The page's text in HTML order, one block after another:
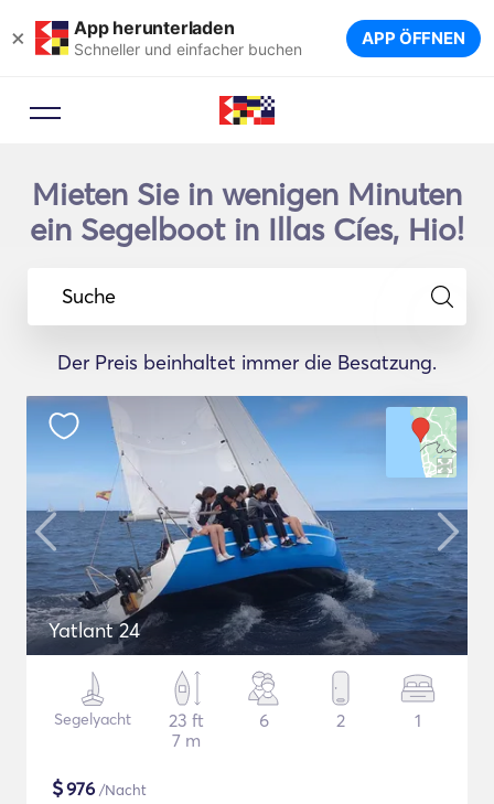
× App herunterladen
Schneller und einfacher buchen APP ÖFFNEN
Mieten Sie in wenigen Minuten
ein Segelboot in Illas Cíes, Hio!
Suche
Der Preis beinhaltet immer die Besatzung.
Yatlant 24
Segelyacht
23 ft
7 m
6 2 1
$976 /Nacht